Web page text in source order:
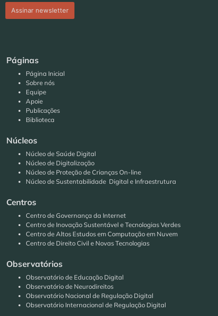
Páginas
Página Inicial
Sobre nós
Equipe
Apoie
Publicações
Biblioteca
Núcleos
Núcleo de Saúde Digital
Núcleo de Digitalização
Núcleo de Proteção de Crianças On-line
Núcleo de Sustentabilidade Digital e Infraestrutura
Centros
Centro de Governança da Internet
Centro de Inovação Sustentável e Tecnologias Verdes
Centro de Altos Estudos em Computação em Nuvem
Centro de Direito Civil e Novas Tecnologias
Observatórios
Observatório de Educação Digital
Observatório de Neurodireitos
Observatório Nacional de Regulação Digital
Observatório Internacional de Regulação Digital